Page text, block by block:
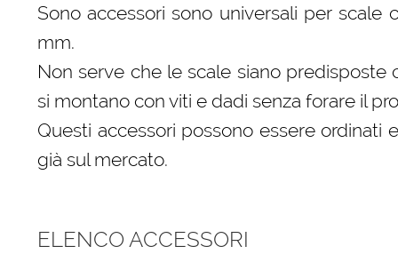
Sono accessori sono universali per scale
mm.
Non serve che le scale siano predisposte
si montano con viti e dadi senza forare il
Questi accessori possono essere ordinati
già sul mercato.
ELENCO ACCESSORI